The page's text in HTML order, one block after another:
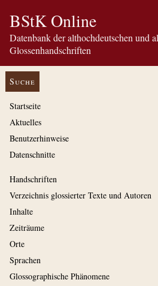
BStK Online
Datenbank der althochdeutschen und
Glossenhandschriften
Suche
Startseite
Aktuelles
Benutzerhinweise
Datenschnitte
Handschriften
Verzeichnis glossierter Texte und Autoren
Inhalte
Zeiträume
Orte
Sprachen
Glossographische Phänomene